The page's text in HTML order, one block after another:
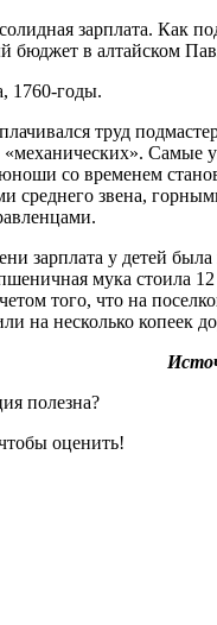
1760-годы.
труд
Самые
со временем
среднего звена,
зарплата у детей
мука стоила 12
того, что на
на несколько копеек
полезна?
оценить!